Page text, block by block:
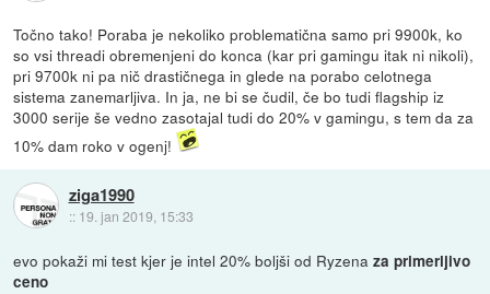
Točno tako! Poraba je nekoliko problematična samo pri 9900k, ko
so vsi threadi obremenjeni do konca (kar pri gamingu itak ni nikoli),
pri 9700k ni pa nič drastičnega in glede na porabo celotnega
sistema zanemarljiva. In ja, ne bi se čudil, če bo tudi flagship iz
3000 serije še vedno zasotajal tudi do 20% v gamingu, s tem da za
10% dam roko v ogenj!
ziga1990
:: 19. jan 2019, 15:33
evo pokaži mi test kjer je intel 20% boljši od Ryzenaza primerljivo
ceno